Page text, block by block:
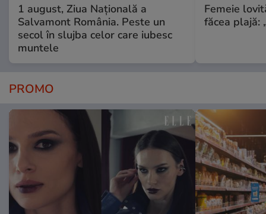
1 august, Ziua Națională a
Salvamont România. Peste un
secol în slujba celor care iubesc
muntele
Femeie
făcea plajă:
PROMO